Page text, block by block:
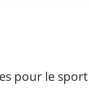
pour le sport